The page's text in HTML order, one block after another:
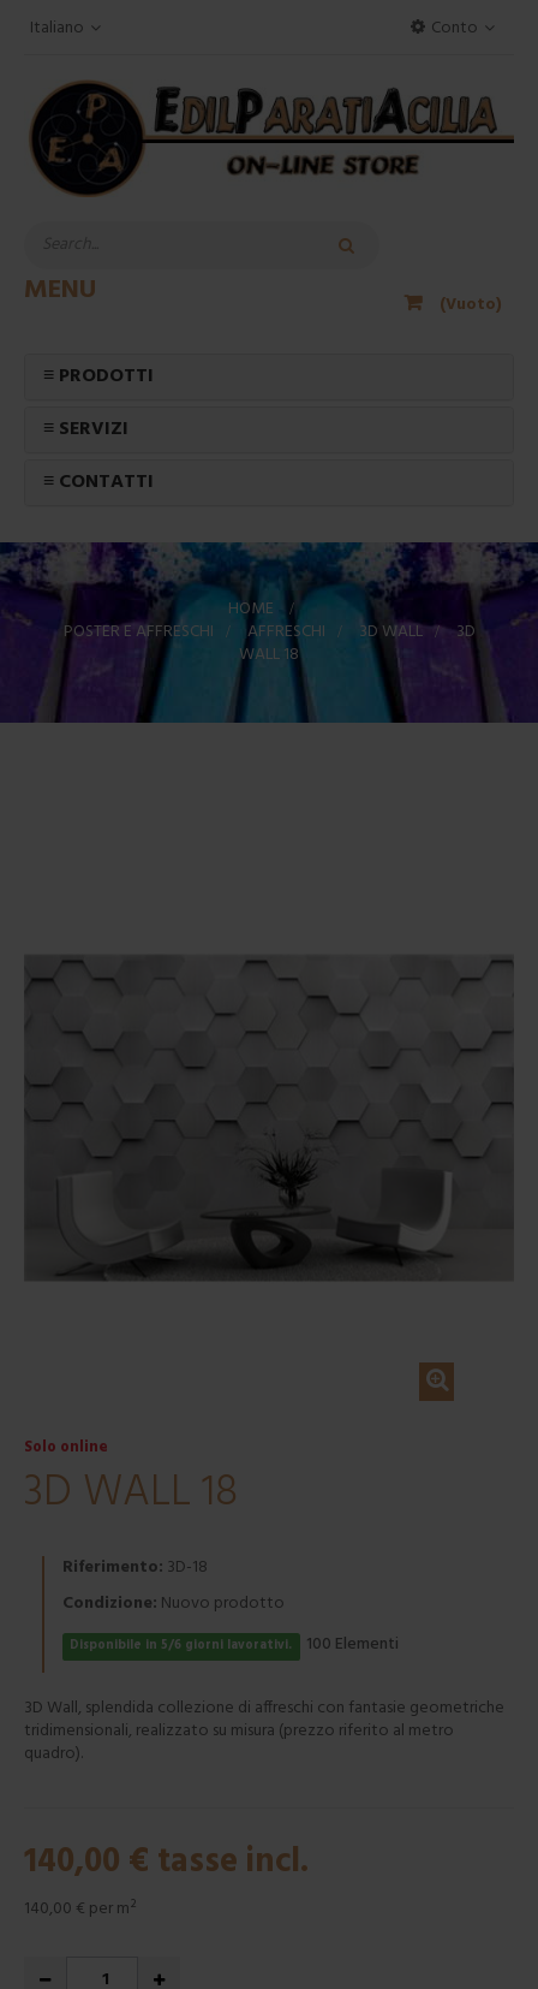
Conto
Italiano
(Vuoto)
MENU
≡ PRODOTTI
≡ SERVIZI
≡ CONTATTI
HOME
>
POSTER E AFFRESCHI > AFFRESCHI > 3D WALL > 3D
WALL 18
Solo online
3D WALL 18
Riferimento: 3D-18
Condizione: Nuovo prodotto
Disponibile in 5/6 giorni lavorativi. 100 Elementi
3D Wall, splendida collezione di affreschi con fantasie geometriche
tridimensionali, realizzato su misura (prezzo riferito al metro
quadro).
140,00 € tasse incl.
140,00 € per m²